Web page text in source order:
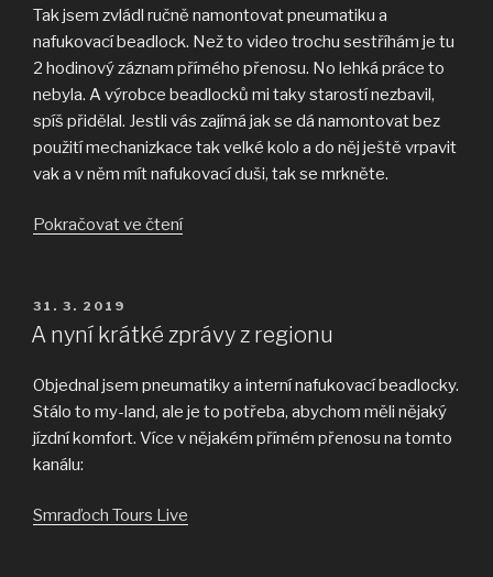
z
číny“
Tak jsem zvládl ručně namontovat pneumatiku a
nafukovací beadlock. Než to video trochu sestříhám je tu
2 hodinový záznam přímého přenosu. No lehká práce to
nebyla. A výrobce beadlocků mi taky starostí nezbavil,
spíš přidělal. Jestli vás zajímá jak se dá namontovat bez
použití mechanizkace tak velké kolo a do něj ještě vrpavit
vak a v něm mít nafukovací duši, tak se mrkněte.
Pokračovat ve čtení„První
je
PUBLIKOVÁNO
31. 3. 2019
A nyní krátké zprávy z regionu
Objednal jsem pneumatiky a interní nafukovací beadlocky.
Stálo to my-land, ale je to potřeba, abychom měli nějaký
jízdní komfort. Více v nějakém přímém přenosu na tomto
kanálu:
Smraďoch Tours Live